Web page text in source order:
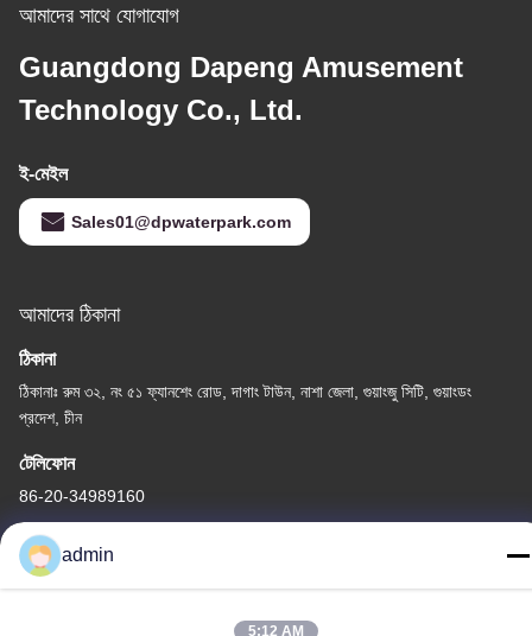
আমাদের সাথে যোগাযোগ
Guangdong Dapeng Amusement
Technology Co., Ltd.
ই-মেইল
Sales01@dpwaterpark.com
আমাদের ঠিকানা
ঠিকানা
ঠিকানাঃ রুম ৩২, নং ৫১ ফ্যানশেং রোড, দাগাং টাউন, নাশা জেলা, গুয়াংজু সিটি, গুয়াংডং
প্রদেশ, চীন
টেলিফোন
86-20-34989160
admin
5:12 AM